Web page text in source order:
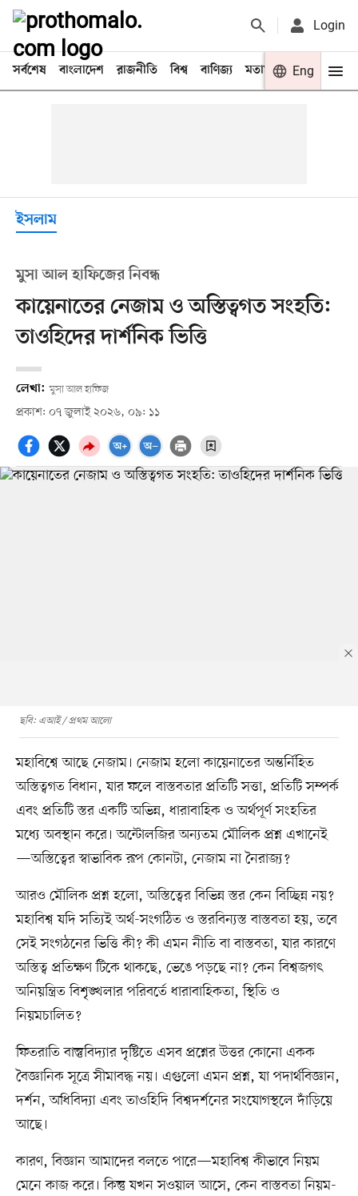
Login
সর্বশেষ বাংলাদেশ রাজনীতি বিশ্ব বাণিজ্য মতামত খেলা
Eng
ইসলাম
মুসা আল হাফিজের নিবন্ধ
কায়েনাতের নেজাম ও অস্তিত্বগত সংহতি:
তাওহিদের দার্শনিক ভিত্তি
লেখা: মুসা আল হাফিজ
প্রকাশ: ০৭ জুলাই ২০২৬, ০৯: ১১
ছবি: এআই / প্রথম আলো
মহাবিশ্বে আছে নেজাম। নেজাম হলো কায়েনাতের অন্তর্নিহিত
অস্তিত্বগত বিধান, যার ফলে বাস্তবতার প্রতিটি সত্তা, প্রতিটি সম্পর্ক
এবং প্রতিটি স্তর একটি অভিন্ন, ধারাবাহিক ও অর্থপূর্ণ সংহতির
মধ্যে অবস্থান করে। অন্টোলজির অন্যতম মৌলিক প্রশ্ন এখানেই
—অস্তিত্বের স্বাভাবিক রূপ কোনটা, নেজাম না নৈরাজ্য?
আরও মৌলিক প্রশ্ন হলো, অস্তিত্বের বিভিন্ন স্তর কেন বিচ্ছিন্ন নয়?
মহাবিশ্ব যদি সত্যিই অর্থ-সংগঠিত ও স্তরবিন্যস্ত বাস্তবতা হয়, তবে
সেই সংগঠনের ভিত্তি কী? কী এমন নীতি বা বাস্তবতা, যার কারণে
অস্তিত্ব প্রতিক্ষণ টিকে থাকছে, ভেঙে পড়ছে না? কেন বিশ্বজগৎ
অনিয়ন্ত্রিত বিশৃঙ্খলার পরিবর্তে ধারাবাহিকতা, স্থিতি ও
নিয়মচালিত?
ফিতরাতি বাস্তুবিদ্যার দৃষ্টিতে এসব প্রশ্নের উত্তর কোনো একক
বৈজ্ঞানিক সূত্রে সীমাবদ্ধ নয়। এগুলো এমন প্রশ্ন, যা পদার্থবিজ্ঞান,
দর্শন, অধিবিদ্যা এবং তাওহিদি বিশ্বদর্শনের সংযোগস্থলে দাঁড়িয়ে
আছে।
কারণ, বিজ্ঞান আমাদের বলতে পারে—মহাবিশ্ব কীভাবে নিয়ম
মেনে কাজ করে। কিন্তু যখন সওয়াল আসে, কেন বাস্তবতা নিয়ম-